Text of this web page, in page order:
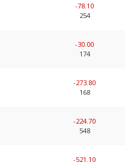
-78.10
254
-30.00
174
-273.80
168
-224.70
548
-521.10